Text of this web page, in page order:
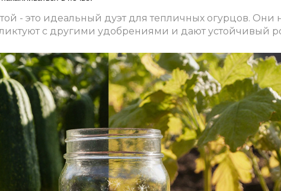
- это идеальный дуэт для тепличных огурцов. Они
с другими удобрениями и дают устойчивый